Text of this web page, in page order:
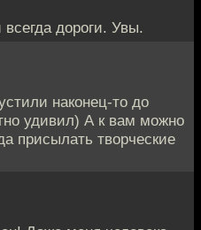
дороги. Увы.
наконец-то до
удивил) А к вам можно
присылать творческие